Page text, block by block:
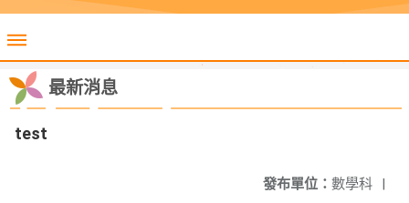
最新消息
test
發布單位： 數學科 |